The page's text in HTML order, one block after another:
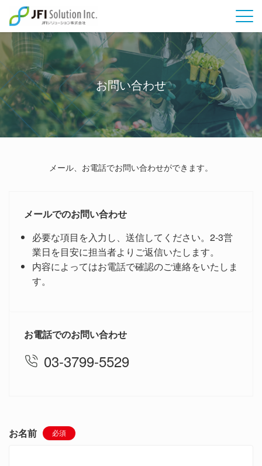
content
お問い合わせ
メール、お電話でお問い合わせができます。
メールでのお問い合わせ
必要な項目を入力し、送信してください。2-3営
業日を目安に担当者よりご返信いたします。
内容によってはお電話で確認のご連絡をいたしま
す。
お電話でのお問い合わせ
03-3799-5529
お名前 必須